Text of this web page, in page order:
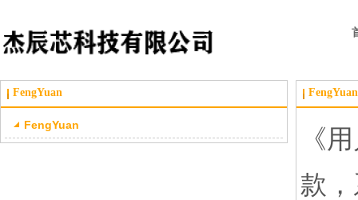
FengYuan
FengYuan
FengYuan
《
款